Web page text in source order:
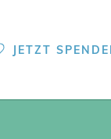
JETZT